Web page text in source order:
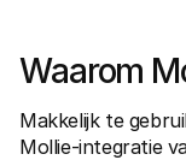
Waarom
Makkelijk te
Mollie-integratie
Waarom zie je
Voor Mollie-
Contact met
Ontdek hoe we